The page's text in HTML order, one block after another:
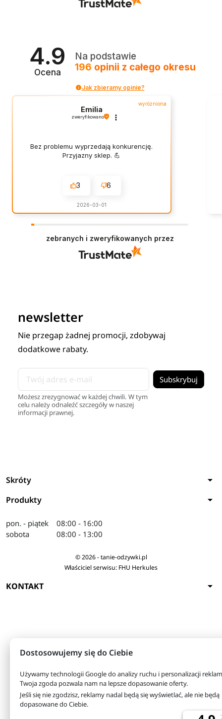
4.9
Ocena
Na podstawie
196 opinii z całego okresu
Jak zbieramy opinie?
wyróżniona
Emilia
zweryfikowano
Bez problemu wyprzedają konkurencję.
Przyjazny sklep. 💪
3 6
2026-03-01
zebranych i zweryfikowanych przez
newsletter
Nie przegap żadnej promocji, zdobywaj
dodatkowe rabaty.
Możesz zrezygnować w każdej chwili. W tym
celu należy odnaleźć szczegóły w naszej
informacji prawnej.
Skróty arrow_drop_down
Produkty arrow_drop_down
pon. - piątek
sobota
08:00 - 16:00
08:00 - 13:00
© 2026 - tanie-odzywki.pl
Właściciel serwisu: FHU Herkules
KONTAKT arrow_drop_down
Dostosowujemy się do Ciebie
Używamy technologii Google do analizy ruchu i personalizacji
Twoja zgoda pozwala nam na lepsze dopasowanie oferty.
Jeśli się nie zgodzisz, reklamy nadal będą się wyświetlać, ale nie będą
dopasowane do Ciebie.